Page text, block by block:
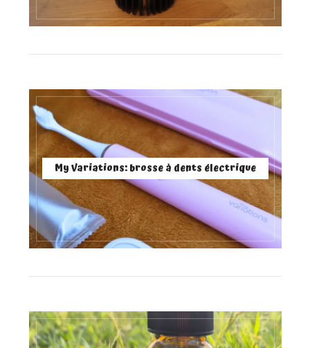
My Variations: brosse à dents électrique